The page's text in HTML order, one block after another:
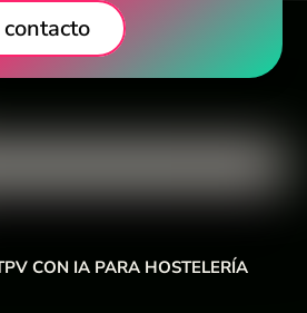
CON IA PARA HOSTELERÍA